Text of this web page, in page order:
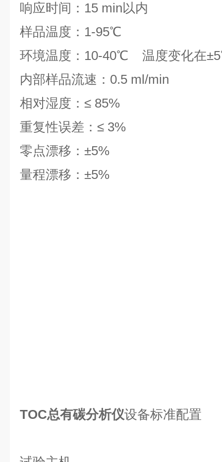
响应时间：15 min以内
样品温度：1-95℃
环境温度：10-40℃ 温度变化在
内部样品流速：0.5 ml/min
相对湿度：≤ 85%
重复性误差：≤ 3%
零点漂移：±5%
量程漂移：±5%
TOC总有碳分析仪设备标准配置